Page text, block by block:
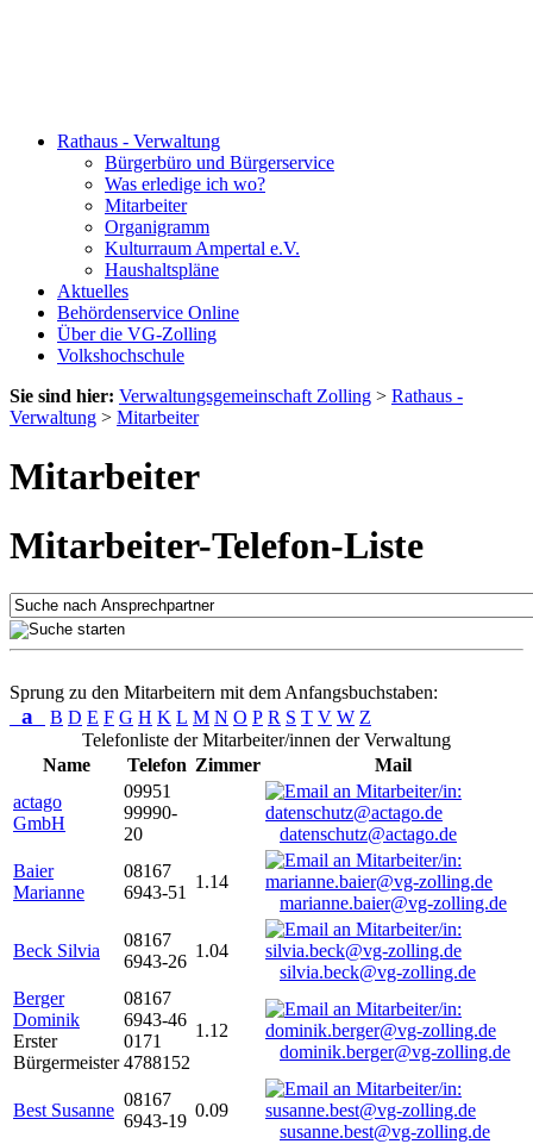
Rathaus - Verwaltung
Bürgerbüro und Bürgerservice
Was erledige ich wo?
Mitarbeiter
Organigramm
Kulturraum Ampertal e.V.
Haushaltspläne
Aktuelles
Behördenservice Online
Über die VG-Zolling
Volkshochschule
Sie sind hier: Verwaltungsgemeinschaft Zolling > Rathaus -
Verwaltung > Mitarbeiter
Mitarbeiter
Mitarbeiter-Telefon-Liste
Sprung zu den Mitarbeitern mit dem Anfangsbuchstaben:
a B D E F G H K L M N O P R S T V W Z
Telefonliste der Mitarbeiter/innen der Verwaltung
Name
Telefon Zimmer
Mail
actago
GmbH
09951
99990-
20
datenschutz@actago.de
Baier
Marianne
08167
6943-51
1.14
marianne.baier@vg-zolling.de
Beck Silvia
08167
6943-26
1.04
silvia.beck@vg-zolling.de
Berger
Dominik
Erster
Bürgermeister
08167
6943-46
0171
4788152
1.12
dominik.berger@vg-zolling.de
Best Susanne
08167
6943-19
0.09
susanne.best@vg-zolling.de